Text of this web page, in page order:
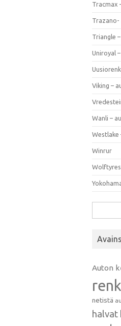
Tracmax
Trazano-
Triangle
Uniroyal
Viking –
Wanli –
Westlake
Winrur
Auton
netistä
halvat